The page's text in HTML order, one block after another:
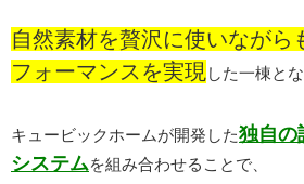
自然素材を贅沢に使いながら
フォーマンスを実現した一棟と
キュービックホームが開発した独自の
システムを組み合わせることで、